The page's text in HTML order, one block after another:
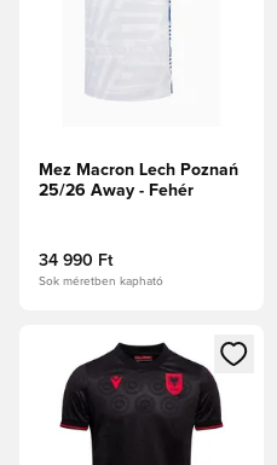
Mez Macron Lech Poznań
25/26 Away - Fehér
34 990 Ft
Sok méretben kapható
Megnyit egy modált a